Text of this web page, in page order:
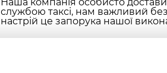
Наша компанія особисто
службою таксі, нам важливий
настрій це запорука нашої